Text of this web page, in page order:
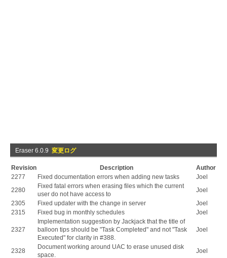
Eraser 6.0.9 変更ログ
Revision Description
Author
2277
Fixed documentation errors when adding new tasks
Joel
2280
Fixed fatal errors when erasing files which the current
user do not have access to
Joel
2305
Fixed updater with the change in server
Joel
2315
Fixed bug in monthly schedules Joel
2327
Implementation suggestion by Jackjack that the title of
balloon tips should be "Task Completed" and not "Task
Executed" for clarity in #388.
Joel
2328
Document working around UAC to erase unused disk
space.
Joel